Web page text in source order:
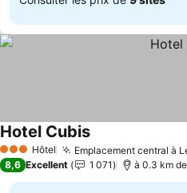
3 ÉtoilesHôtel Emplacement central à
Hotel Cubis
8,6 Excellent 1 071 à 0.3 km